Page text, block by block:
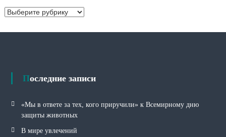
ыР
б
Последние записи
«Мы в ответе за тех, кого приручили» к Всемирному дню
защиты животных
В мире увлечений